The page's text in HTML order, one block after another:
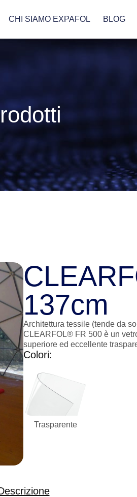
CHI SIAMO EXPAFOL BLOG
137cm
Architettura tessile (tende da
CLEARFOL® FR 500 è un
superiore ed eccellente
Colori:
Trasparente